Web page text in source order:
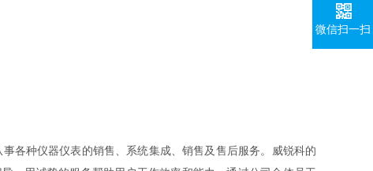
各种仪器仪表的销售、系统集成、销售及售后服务。威锐科的
微信扫一扫